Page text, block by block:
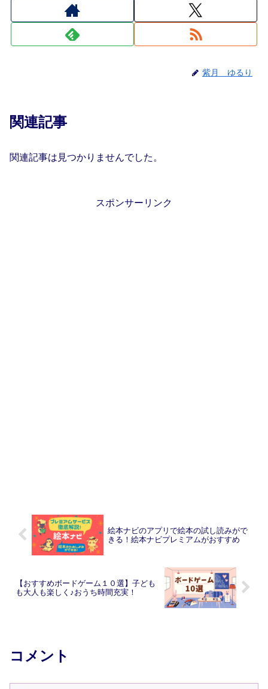
紫月 ゆるり
関連記事
関連記事は見つかりませんでした。
スポンサーリンク
絵本ナビのアプリで絵本の試し読みがで
きる！絵本ナビプレミアムがおすすめ
【おすすめボードゲーム１０選】子ども
も大人も楽しく♪おうち時間充実！
コメント